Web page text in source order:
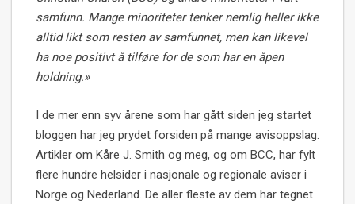
samfunn. Mange minoriteter tenker nemlig heller ikke
alltid likt som resten av samfunnet, men kan likevel
ha noe positivt å tilføre for de som har en åpen
holdning.»
I de mer enn syv årene som har gått siden jeg startet
bloggen har jeg prydet forsiden på mange avisoppslag.
Artikler om Kåre J. Smith og meg, og om BCC, har fylt
flere hundre helsider i nasjonale og regionale aviser i
Norge og Nederland. De aller fleste av dem har tegnet